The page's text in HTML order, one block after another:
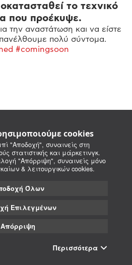
cookies
"Αποδοχή", συναινείς στη
στατιστικής και μάρκετινγκ.
"Απόρριψη", συναινείς μόνο
& λειτουργικών cookies.
Όλων
Επιλεγμένων
Απόρριψη
Περισσότερα
το τεχνικό
που προέκυψε.
την αναστάτωση και να είστε
πολύ σύντομα.
#comingsoon